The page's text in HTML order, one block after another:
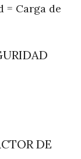
= Carga de
DE